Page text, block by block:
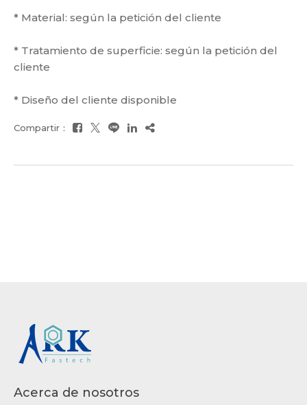
* Material: según la petición del cliente
* Tratamiento de superficie: según la petición del
cliente
* Diseño del cliente disponible
Compartir：
Acerca de nosotros